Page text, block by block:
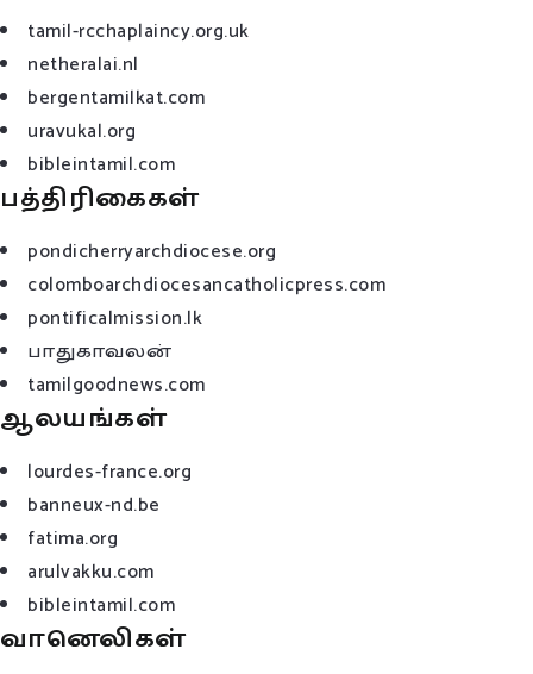
tamil-rcchaplaincy.org.uk
netheralai.nl
bergentamilkat.com
uravukal.org
bibleintamil.com
பத்திரிகைகள்
pondicherryarchdiocese.org
colomboarchdiocesancatholicpress.com
pontificalmission.lk
பாதுகாவலன்
tamilgoodnews.com
ஆலயங்கள்
lourdes-france.org
banneux-nd.be
fatima.org
arulvakku.com
bibleintamil.com
வானெலிகள்